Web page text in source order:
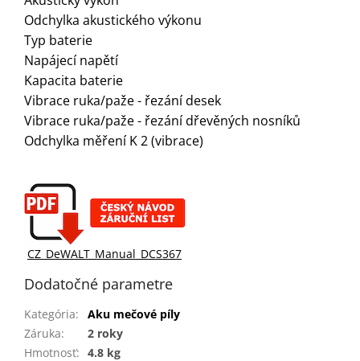
Odchylka akustického výkonu
Typ baterie
Napájecí napětí
Kapacita baterie
Vibrace ruka/paže - řezání desek
Vibrace ruka/paže - řezání dřevěných nosníků
Odchylka měření K 2 (vibrace)
CZ_DeWALT_Manual_DCS367
Dodatočné parametre
Kategória:
Aku mečové píly
Záruka:
2 roky
Hmotnosť: 4.8 kg